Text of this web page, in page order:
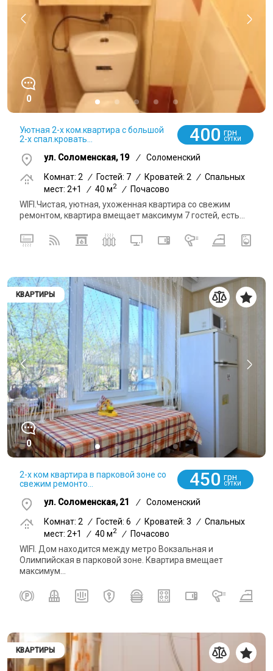
0
Уютная 2-х ком.квартира с большой
2-х спал.кровать...
400 грн
СУТКИ
ул. Соломенская, 19 /
Соломенский
Комнат: 2
/ Гостей: 7 / Кроватей: 2 / Спальных
мест: 2+1
/ 40 м2 / Почасово
WIFI.Чистая, уютная, ухоженная квартира со свежим
ремонтом, квартира вмещает максимум 7 гостей, есть...
КВАРТИРЫ
0
2-х ком квартира в парковой зоне со
свежим ремонто...
450 грн
СУТКИ
ул. Соломенская, 21 /
Соломенский
Комнат: 2 / Гостей: 6 / Кроватей: 3 / Спальных
мест: 2+1
/ 40 м2 /
Почасово
WIFI. Дом находится между метро Вокзальная и
Олимпийская в парковой зоне. Квартира вмещает
максимум...
КВАРТИРЫ